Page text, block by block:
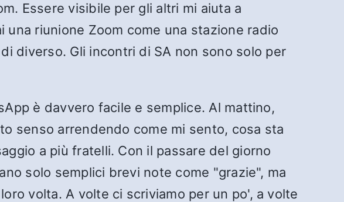
Essere visibile per gli altri mi aiuta a
riunione Zoom come una stazione radio
diverso. Gli incontri di SA non sono solo per
è davvero facile e semplice. Al mattino,
senso arrendendo come mi sento, cosa sta
a più fratelli. Con il passare del giorno
solo semplici brevi note come "grazie", ma
volta. A volte ci scriviamo per un po', a volte